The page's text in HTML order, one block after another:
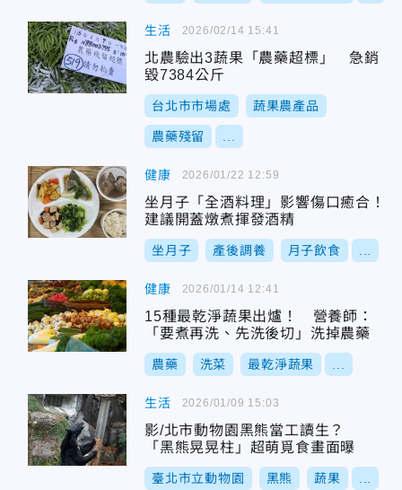
生活
北農驗出3蔬果「農藥超標」 急銷
毀7384公斤
台北市市場處 蔬果農產品
農藥殘留
2026/02/14 15:41
健康
坐月子「全酒料理」影響傷口癒合！
建議開蓋燉煮揮發酒精
坐月子 產後調養 月子飲食
2026/01/22 12:59
健康
15種最乾淨蔬果出爐！ 營養師：
「要煮再洗、先洗後切」洗掉農藥
農藥 洗菜 最乾淨蔬果
2026/01/14 12:41
生活
影/北市動物園黑熊當工讀生？
「黑熊晃晃柱」超萌覓食畫面曝
臺北市立動物園 黑熊 蔬果
2026/01/09 15:03